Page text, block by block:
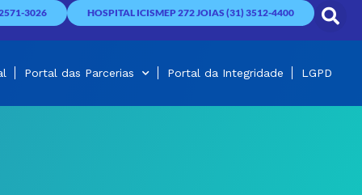
3026 HOSPITAL ICISMEP 272 JOIAS (31) 3512-4400
Portal das Parcerias Portal da Integridade LGPD